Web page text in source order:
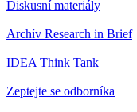
Diskusní materiály
Archív Research in Brief
IDEA Think Tank
Zeptejte se odborníka